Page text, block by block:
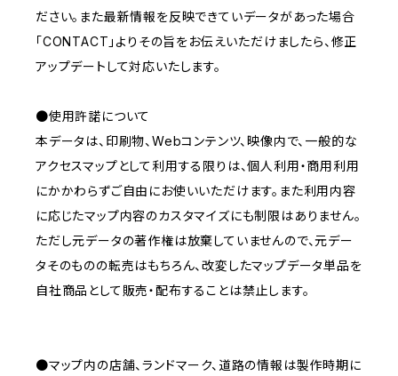
ださい。また最新情報を反映できていデータがあった場合
「CONTACT」よりその旨をお伝えいただけましたら、修正
アップデートして対応いたします。
●使用許諾について
本データは、印刷物、Webコンテンツ、映像内で、一般的な
アクセスマップとして利用する限りは、個人利用・商用利用
にかかわらずご自由にお使いいただけます。また利用内容
に応じたマップ内容のカスタマイズにも制限はありません。
ただし元データの著作権は放棄していませんので、元デー
タそのものの転売はもちろん、改変したマップデータ単品を
自社商品として販売・配布することは禁止します。
●マップ内の店舗、ランドマーク、道路の情報は製作時期に